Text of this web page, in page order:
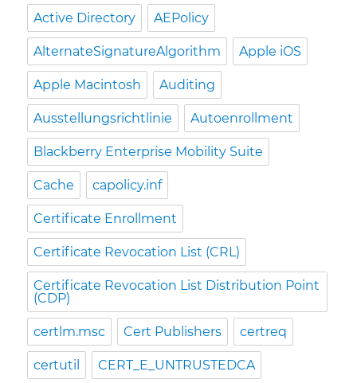
Active Directory AEPolicy
AlternateSignatureAlgorithm Apple iOS
Apple Macintosh Auditing
Ausstellungsrichtlinie Autoenrollment
Blackberry Enterprise Mobility Suite
Cache capolicy.inf
Certificate Enrollment
Certificate Revocation List (CRL)
Certificate Revocation List Distribution Point
(CDP)
certlm.msc Cert Publishers certreq
certutil CERT_E_UNTRUSTEDCA